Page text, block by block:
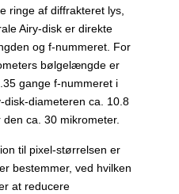
ringe af diffrakteret lys,
Airy-disk er direkte
og f-nummeret. For
bølgelængde er
gange f-nummeret i
disk-diameteren ca. 10.8
ca. 30 mikrometer.
til pixel-størrelsen er
bestemmer, ved hvilken
at reducere